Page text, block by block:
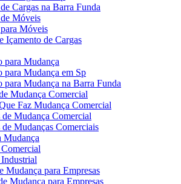
Cargas na Barra Funda
Móveis
Móveis
Içamento de Cargas
para Mudança
para Mudança em Sp
para Mudança na Barra Funda
Mudança Comercial
Faz Mudança Comercial
de Mudança Comercial
de Mudanças Comerciais
Mudança
Mudança para Empresas
Mudança para Empresas